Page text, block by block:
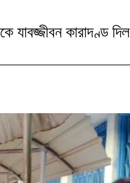
যাবজ্জীবন কারাদণ্ড দিল